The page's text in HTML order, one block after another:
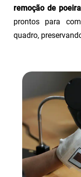
remoção de
prontos para
quadro,